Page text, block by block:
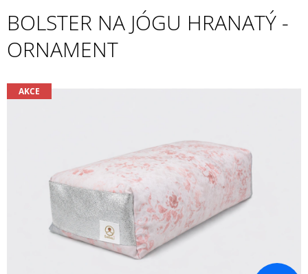
BOLSTER NA JÓGU HRANATÝ -
ORNAMENT
AKCE
E
B
U
J
E